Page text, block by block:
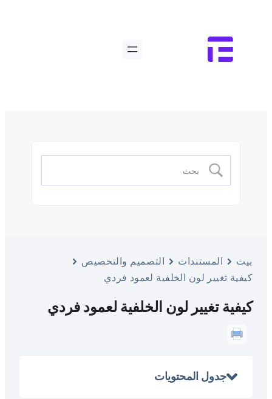
بيت المستندات
التصميم والتخصيص
كيفية تغيير لون الخلفية لعمود فردي
كيفية تغيير لون الخلفية لعمود فردي
جدول المحتويات